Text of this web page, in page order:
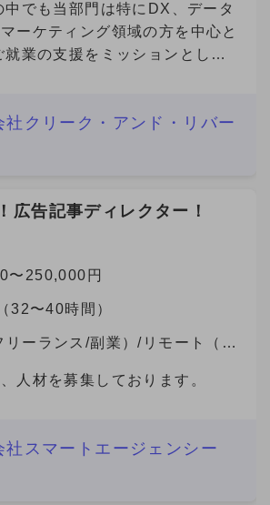
中でも当部門は特にDX、データ
ーケティング領域の方を中心と
就業の支援をミッションとして
社クリーク・アンド・リバー
広告記事ディレクター！
〜250,000円
32〜40時間）
リーランス/副業）/リモート（在
人材を募集しております。
社スマートエージェンシー